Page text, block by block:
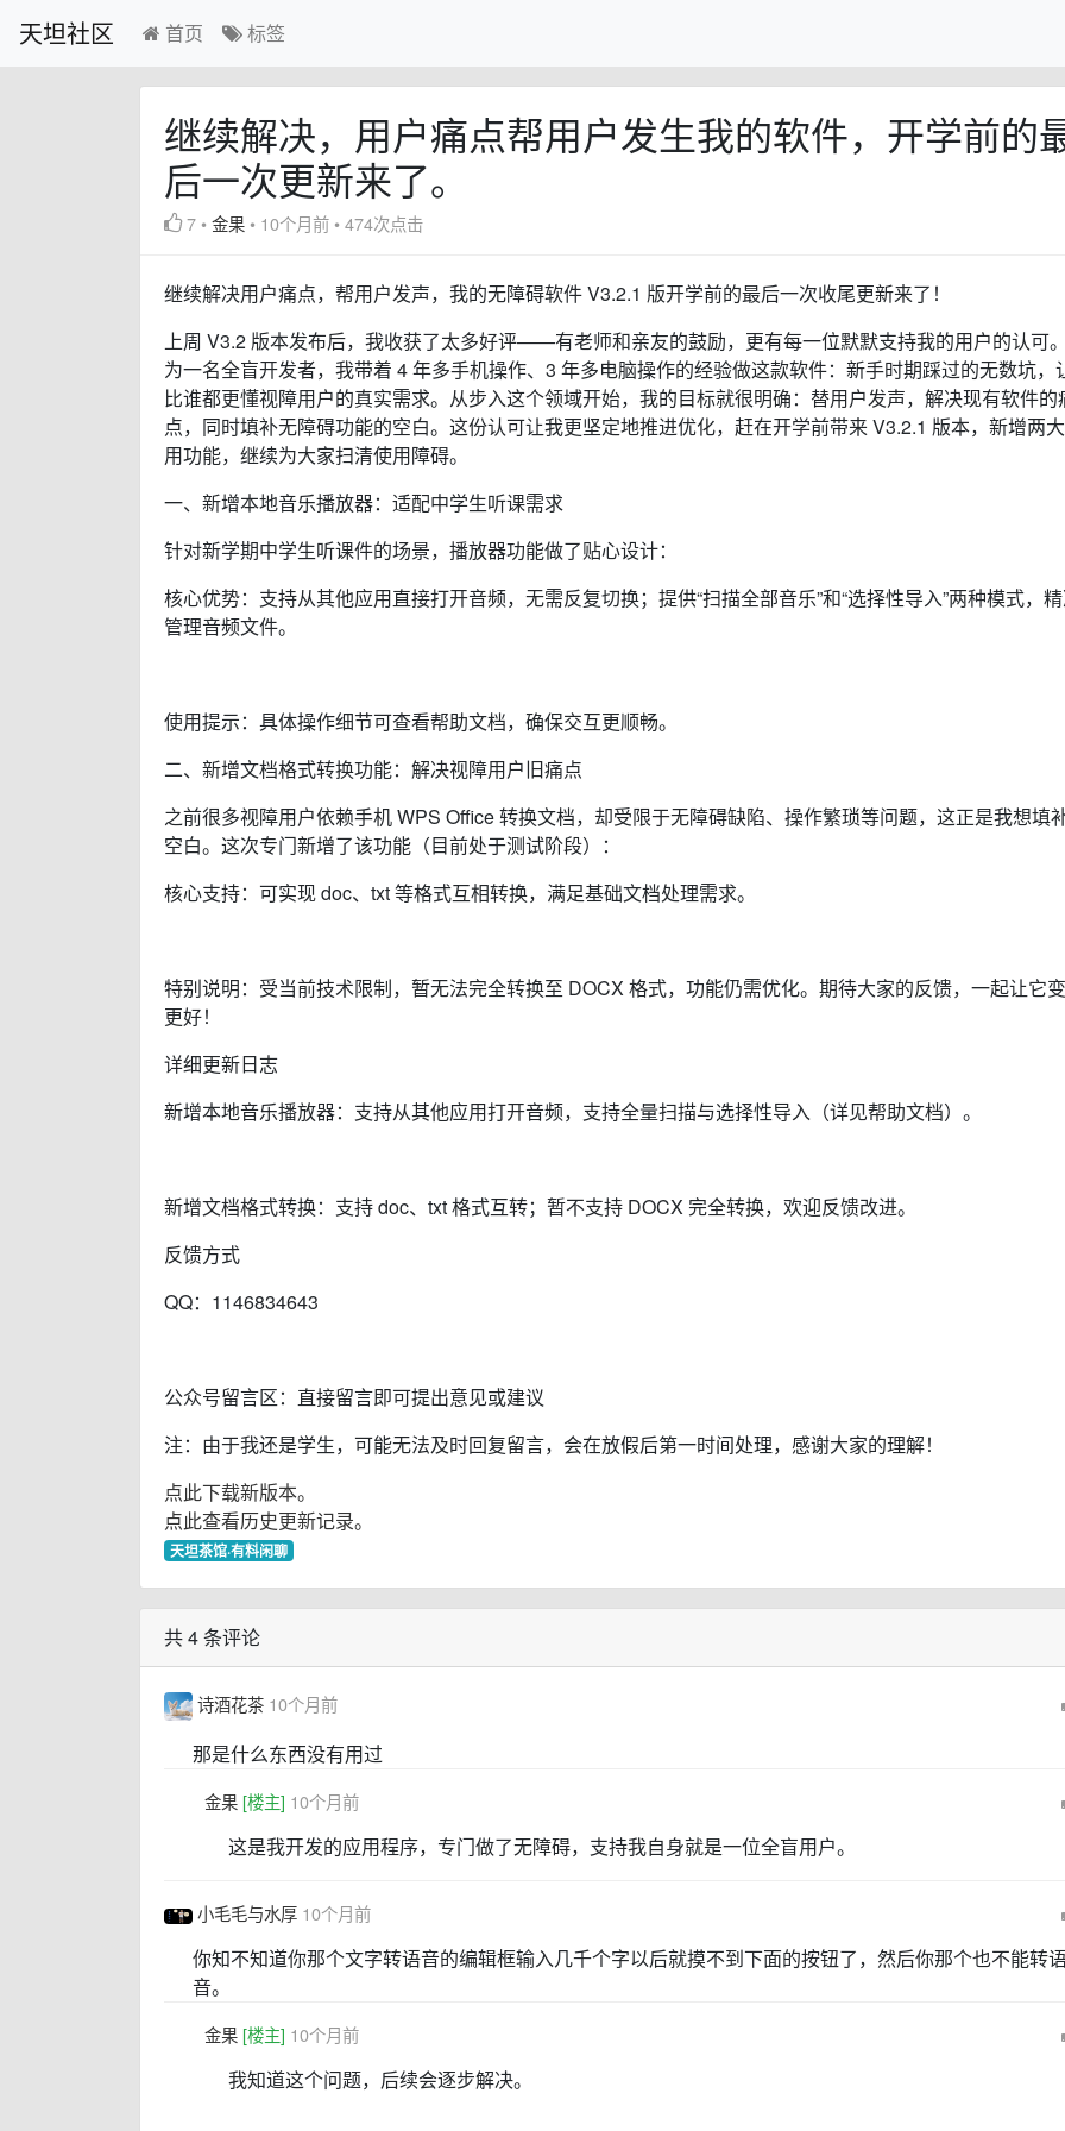
天坦社区 首页 标签
继续解决，用户痛点帮用户发生我的软件，开学前的
后一次更新来了。
7 •金果 • 10个月前 •474次点击
继续解决用户痛点，帮用户发声，我的无障碍软件 V3.2.1 版开学前的最后一次收尾更新来了！
上周 V3.2 版本发布后，我收获了太多好评——有老师和亲友的鼓励，更有每一位默默支持我的用户的认可
为一名全盲开发者，我带着 4 年多手机操作、3 年多电脑操作的经验做这款软件：新手时期踩过的无数坑，
比谁都更懂视障用户的真实需求。从步入这个领域开始，我的目标就很明确：替用户发声，解决现有软件的
点，同时填补无障碍功能的空白。这份认可让我更坚定地推进优化，赶在开学前带来 V3.2.1 版本，新增两
用功能，继续为大家扫清使用障碍。
一、新增本地音乐播放器：适配中学生听课需求
针对新学期中学生听课件的场景，播放器功能做了贴心设计：
核心优势：支持从其他应用直接打开音频，无需反复切换；提供“扫描全部音乐”和“选择性导入”两种模式，
管理音频文件。
使用提示：具体操作细节可查看帮助文档，确保交互更顺畅。
二、新增文档格式转换功能：解决视障用户旧痛点
之前很多视障用户依赖手机 WPS Office 转换文档，却受限于无障碍缺陷、操作繁琐等问题，这正是我想填
空白。这次专门新增了该功能（目前处于测试阶段）：
核心支持：可实现 doc、txt 等格式互相转换，满足基础文档处理需求。
特别说明：受当前技术限制，暂无法完全转换至 DOCX 格式，功能仍需优化。期待大家的反馈，一起让它
更好！
详细更新日志
新增本地音乐播放器：支持从其他应用打开音频，支持全量扫描与选择性导入（详见帮助文档）。
新增文档格式转换：支持 doc、txt 格式互转；暂不支持 DOCX 完全转换，欢迎反馈改进。
反馈方式
QQ：1146834643
公众号留言区：直接留言即可提出意见或建议
注：由于我还是学生，可能无法及时回复留言，会在放假后第一时间处理，感谢大家的理解！
点此下载新版本。
点此查看历史更新记录。
天坦茶馆·有料闲聊
共 4 条评论
诗酒花茶 10个月前
那是什么东西没有用过
金果 [楼主] 10个月前
这是我开发的应用程序，专门做了无障碍，支持我自身就是一位全盲用户。
小毛毛与水厚 10个月前
你知不知道你那个文字转语音的编辑框输入几千个字以后就摸不到下面的按钮了，然后你那个也不能转
音。
金果 [楼主] 10个月前
我知道这个问题，后续会逐步解决。